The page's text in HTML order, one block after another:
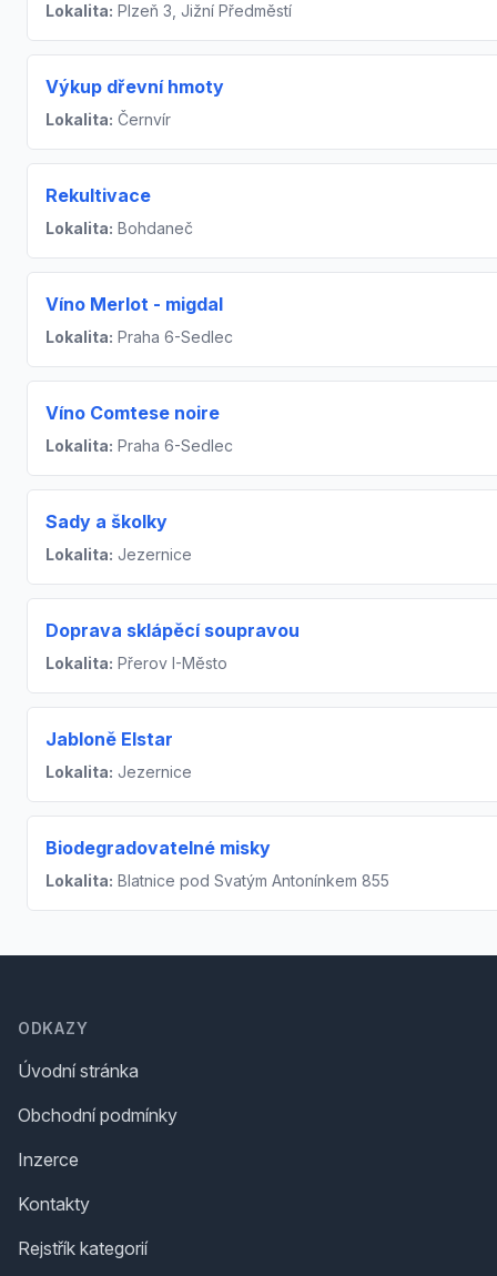
Lokalita: Plzeň 3, Jižní Předměstí
Výkup dřevní hmoty
Lokalita: Černvír
Rekultivace
Lokalita: Bohdaneč
Víno Merlot - migdal
Lokalita: Praha 6-Sedlec
Víno Comtese noire
Lokalita: Praha 6-Sedlec
Sady a školky
Lokalita: Jezernice
Doprava sklápěcí soupravou
Lokalita: Přerov I-Město
Jabloně Elstar
Lokalita: Jezernice
Biodegradovatelné misky
Lokalita: Blatnice pod Svatým Antonínkem 855
ODKAZY
Úvodní stránka
Obchodní podmínky
Inzerce
Kontakty
Rejstřík kategorií